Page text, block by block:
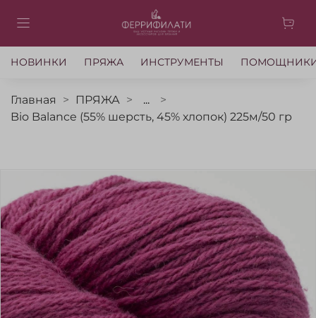
НОВИНКИ ПРЯЖА ИНСТРУМЕНТЫ
Главная ПРЯЖА
...
Bio Balance (55% шерсть, 45% хлопок) 225м/50 гр